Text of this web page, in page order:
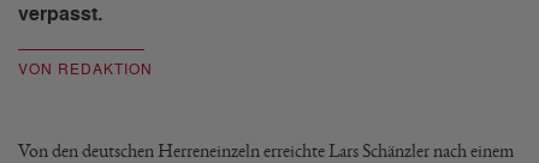
verpasst.
VON REDAKTION
Von den deutschen Herreneinzeln erreichte Lars Schänzler nach einem